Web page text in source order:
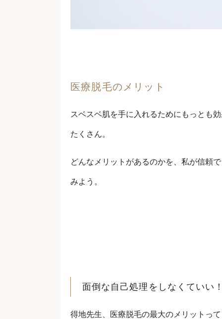
医療脱毛のメリット
スベスベ肌を手に入れるためにもっとも
たくさん。
どんなメリットがあるのかを、私が信頼
みよう。
面倒な自己処理をしなくていい
得地先生、医療脱毛の最大のメリットっ